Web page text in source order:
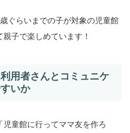
ぐらいまでの子が対象の児童館
子で楽しめています！
用者さんとコミュニケ
いか
児童館に行ってママ友を作ろ